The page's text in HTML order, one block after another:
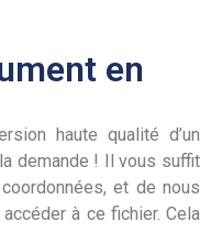
en
haute qualité d’un
demande ! Il vous suffit
et de nous
à ce fichier. Cela